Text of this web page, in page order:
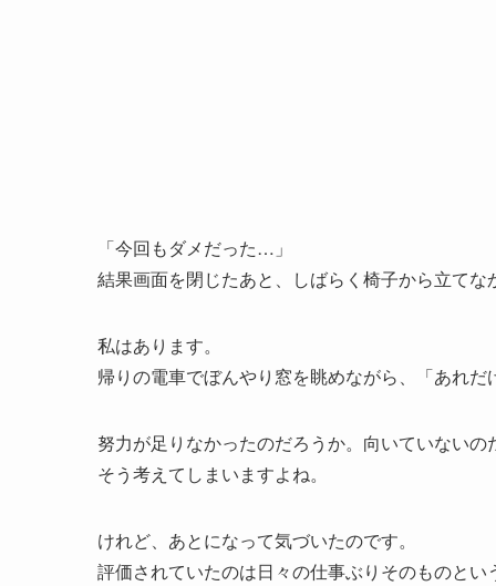
「今回もダメだった…」
結果画面を閉じたあと、しばらく椅子から立て
私はあります。
帰りの電車でぼんやり窓を眺めながら、「あれ
努力が足りなかったのだろうか。向いていないの
そう考えてしまいますよね。
けれど、あとになって気づいたのです。
評価されていたのは日々の仕事ぶりそのものとい